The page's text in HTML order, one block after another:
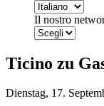
Il nostro
Ticino zu
Dienstag, 17.